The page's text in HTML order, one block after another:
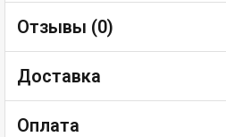
Отзывы (0)
Доставка
Оплата